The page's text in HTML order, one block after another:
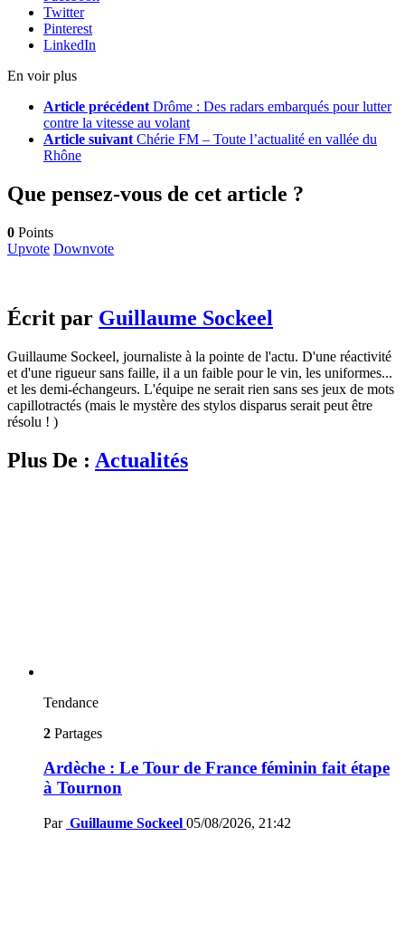
Twitter
Pinterest
LinkedIn
En voir plus
Article précédent Drôme : Des radars embarqués pour lutter
contre la vitesse au volant
Article suivant Chérie FM – Toute l’actualité en vallée du
Rhône
Que pensez-vous de cet article ?
0 Points
Upvote Downvote
Écrit par Guillaume Sockeel
Guillaume Sockeel, journaliste à la pointe de l'actu. D'une réactivité
et d'une rigueur sans faille, il a un faible pour le vin, les uniformes...
et les demi-échangeurs. L'équipe ne serait rien sans ses jeux de mots
capillotractés (mais le mystère des stylos disparus serait peut être
résolu ! )
Plus De : Actualités
Tendance
2 Partages
Ardèche : Le Tour de France féminin fait étape
à Tournon
Par Guillaume Sockeel 05/08/2026, 21:42